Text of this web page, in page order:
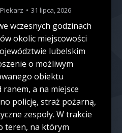
31 lipca, 2026
wczesnych godzinach
okolic miejscowości
lubelskim
o możliwym
obiektu
ranem, a na miejsce
policję, straż pożarną,
zespoły. W trakcie
teren, na którym